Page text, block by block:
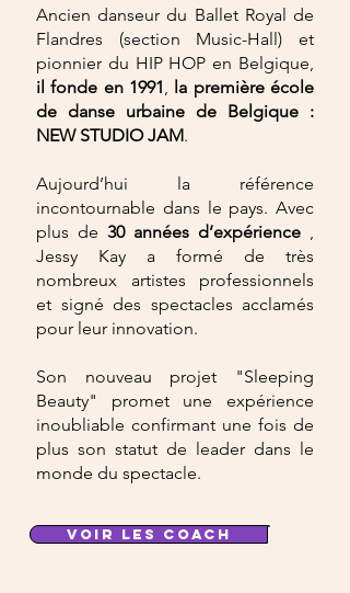
Ancien danseur du Ballet Royal de
Flandres (section Music-Hall) et
pionnier du HIP HOP en Belgique,
il fonde en 1991, la première école
de danse urbaine de Belgique :
NEW STUDIO JAM.
Aujourd’hui la référence
incontournable dans le pays. Avec
plus de 30 années d’expérience ,
Jessy Kay a formé de très
nombreux artistes professionnels
et signé des spectacles acclamés
pour leur innovation.
Son nouveau projet "Sleeping
Beauty" promet une expérience
inoubliable confirmant une fois de
plus son statut de leader dans le
monde du spectacle.
VOIR LES COACH